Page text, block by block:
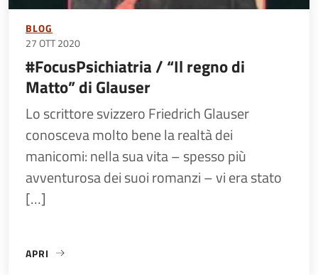
BLOG
27 OTT 2020
#FocusPsichiatria / “Il regno di
Matto” di Glauser
Lo scrittore svizzero Friedrich Glauser
conosceva molto bene la realtà dei
manicomi: nella sua vita – spesso più
avventurosa dei suoi romanzi – vi era stato
[…]
APRI
«#FOCUSPSICHIATRIA / “IL REGNO DI MATTO” DI GLAUSER»